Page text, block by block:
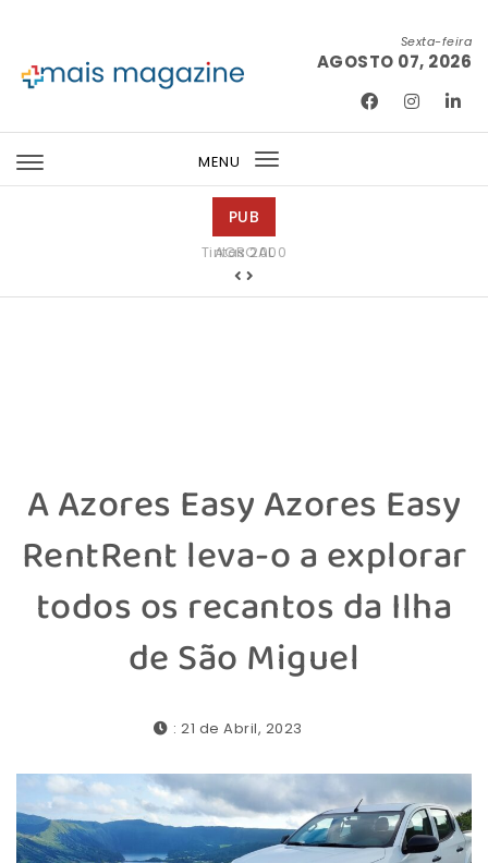
Sexta-feira
AGOSTO 07, 2026
MENU
Toggle
PUB
Tintas 2000
A Azores Easy Azores Easy
RentRent leva-o a explorar
todos os recantos da Ilha
de São Miguel
: 21 de Abril, 2023